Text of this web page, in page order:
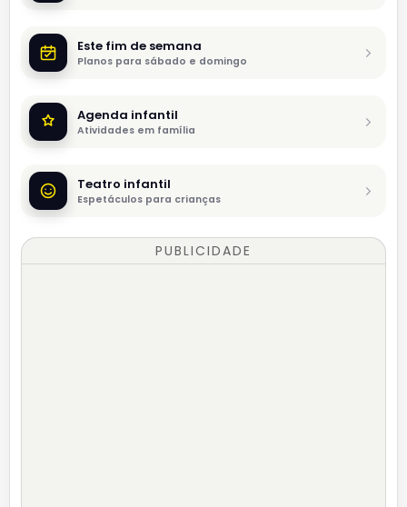
Este fim de semana
Planos para sábado e domingo
Agenda infantil
Atividades em família
Teatro infantil
Espetáculos para crianças
PUBLICIDADE